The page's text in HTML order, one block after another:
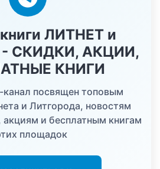
ЛИТНЕТ и
СКИДКИ, АКЦИИ,
КНИГИ
посвящен топовым
и Литгорода, новостям
и бесплатным книгам
площадок